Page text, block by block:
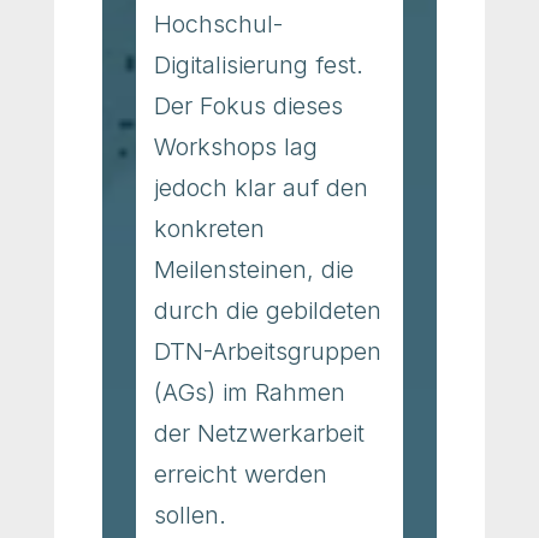
Hochschul-
Digitalisierung fest.
Der Fokus dieses
Workshops lag
jedoch klar auf den
konkreten
Meilensteinen, die
durch die gebildeten
DTN-Arbeitsgruppen
(AGs) im Rahmen
der Netzwerkarbeit
erreicht werden
sollen.